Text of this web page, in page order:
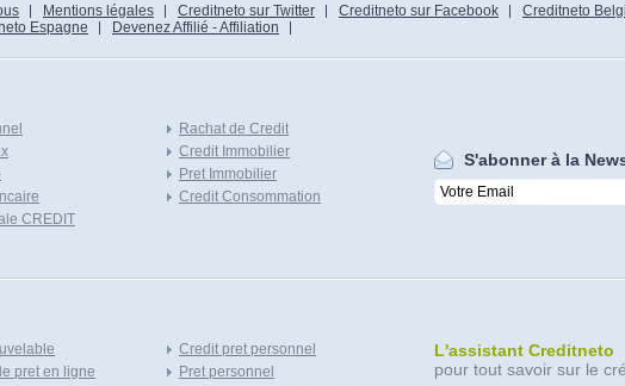
Mentions légales Creditneto sur Twitter Creditneto sur Facebook
Creditneto
Espagne Devenez Affilié - Affiliation
CREDIT
Rachat de Credit
Credit Immobilier
Pret Immobilier
Credit Consommation
S'abonner à la
pret en ligne
Credit pret personnel
Pret personnel
L'assistant Creditneto
pour tout savoir sur le